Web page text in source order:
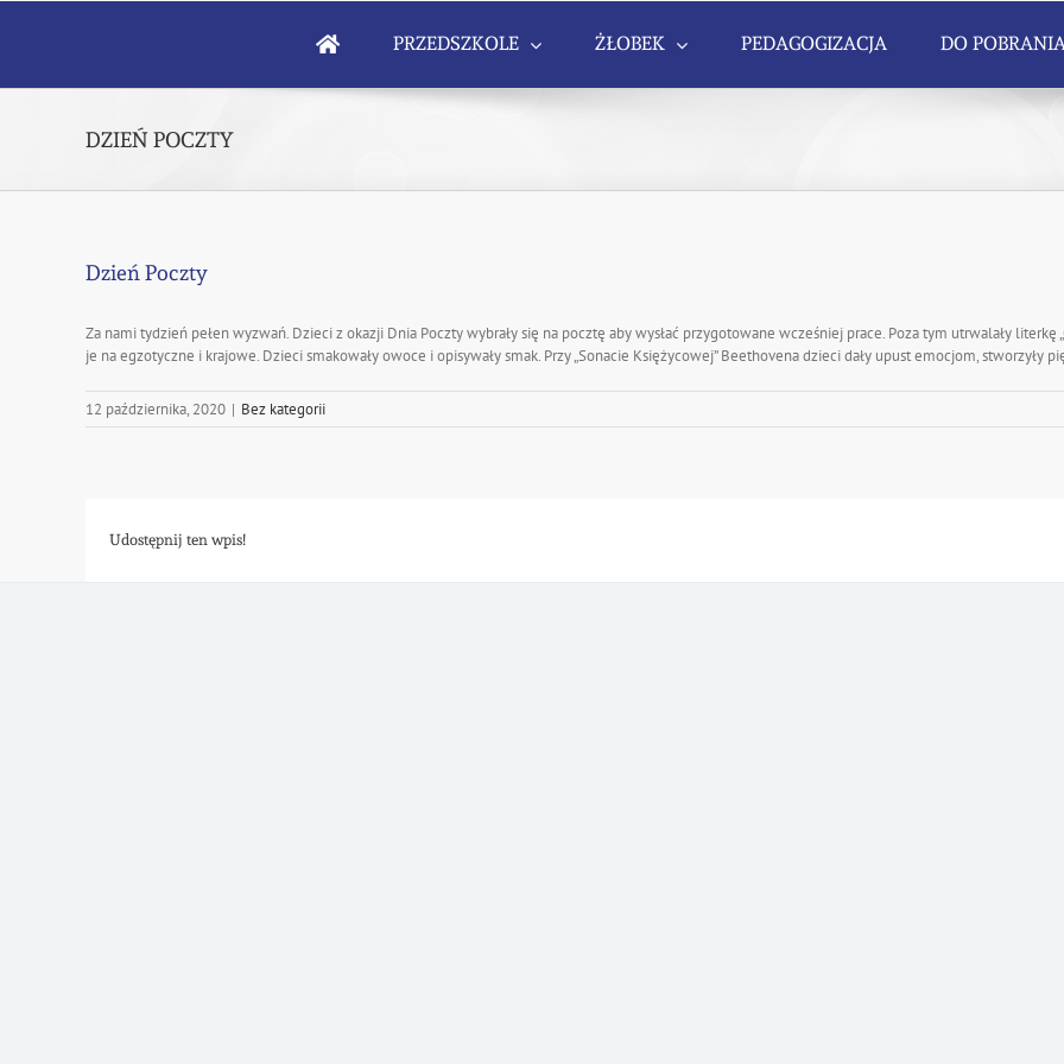
PRZEDSZKOLE ŻŁOBEK PEDAGOGIZACJA DO
DZIEŃ POCZTY
Dzień Poczty
Za nami tydzień pełen wyzwań. Dzieci z okazji Dnia Poczty wybrały się na pocztę aby wysłać przygotowane wcześniej prace. Poza tym utrwalały literkę
je na egzotyczne i krajowe. Dzieci smakowały owoce i opisywały smak. Przy „Sonacie Księżycowej” Beethovena dzieci dały upust emocjom, stworzyły
12 października, 2020 | Bez kategorii
Udostępnij ten wpis!